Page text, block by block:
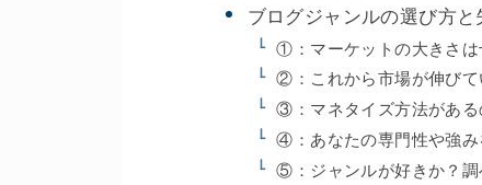
ブログジャンルの選び方
①：マーケットの大きさは
②：これから市場が伸びて
③：マネタイズ方法がある
④：あなたの専門性や強み
⑤：ジャンルが好きか？調